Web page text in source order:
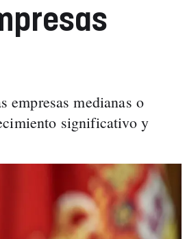
empresas medianas o
significativo y